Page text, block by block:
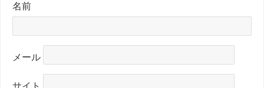
名前
メール
サイト